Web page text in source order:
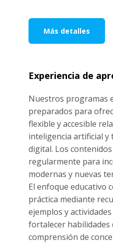
Más detalles
Experiencia de
Nuestros programas
preparados para
flexible y accesible
inteligencia artificial
digital. Los
regularmente para
modernas y nuevas
El enfoque educativo
práctica mediante
ejemplos y
fortalecer habilidades
comprensión de